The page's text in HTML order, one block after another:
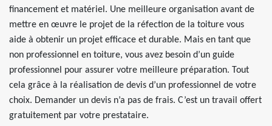
financement et matériel. Une meilleure organisation avant de
mettre en œuvre le projet de la réfection de la toiture vous
aide à obtenir un projet efficace et durable. Mais en tant que
non professionnel en toiture, vous avez besoin d’un guide
professionnel pour assurer votre meilleure préparation. Tout
cela grâce à la réalisation de devis d’un professionnel de votre
choix. Demander un devis n’a pas de frais. C’est un travail offert
gratuitement par votre prestataire.